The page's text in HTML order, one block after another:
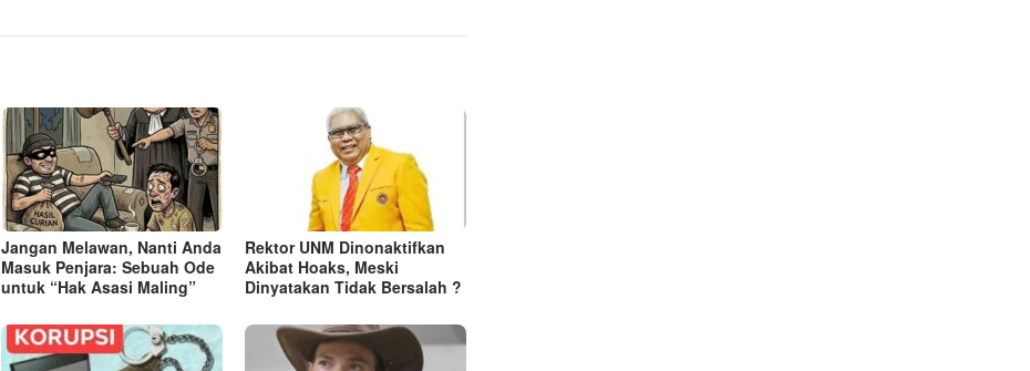
Jangan Melawan, Nanti Anda
Masuk Penjara: Sebuah Ode
untuk “Hak Asasi Maling”
Rektor UNM Dinonaktifkan
Akibat Hoaks, Meski
Dinyatakan Tidak Bersalah ?